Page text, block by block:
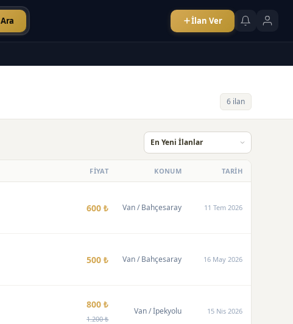
Ara İlan Ver
6 ilan
FİYAT KONUM TARİH
600 ₺ Van/ Bahçesaray 11 Tem 2026
500 ₺ Van/ Bahçesaray 16 May 2026
800 ₺
1.200 ₺
Van/ İpekyolu 15 Nis 2026